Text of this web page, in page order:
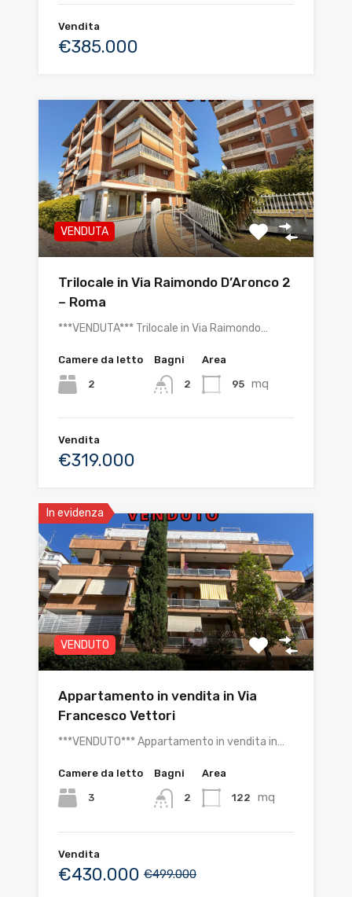
Vendita
€385.000
VENDUTA
Trilocale in Via Raimondo D’Aronco 2
– Roma
***VENDUTA*** Trilocale in Via Raimondo…
Camere da letto
2
Bagni
2
Area
95 mq
Vendita
€319.000
In evidenza
VENDUTO
Appartamento in vendita in Via
Francesco Vettori
***VENDUTO*** Appartamento in vendita in…
Camere da letto
3
Bagni
2
Area
122 mq
Vendita
€430.000 €499.000